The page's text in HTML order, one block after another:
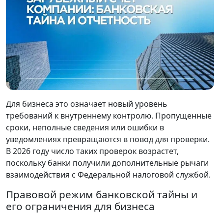
Для бизнеса это означает новый уровень
требований к внутреннему контролю. Пропущенные
сроки, неполные сведения или ошибки в
уведомлениях превращаются в повод для проверки.
В 2026 году число таких проверок возрастет,
поскольку банки получили дополнительные рычаги
взаимодействия с Федеральной налоговой службой.
Правовой режим банковской тайны и
его ограничения для бизнеса